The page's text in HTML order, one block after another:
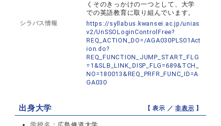
くそのきっかけの一つとして、大学
での英語教育に取り組んでいます。
シラバス情報
https://syllabus.kwansei.ac.jp/unias
v2/UnSSOLoginControlFree?
REQ_ACTION_DO=/AGA030PLS01Act
ion.do?
REQ_FUNCTION_JUMP_START_FLG
=1&SLB_LINK_DISP_FLG=689&TCH_
NO=180013&REQ_PRFR_FUNC_ID=A
GA030
出身大学 【 表示 ／非表示 】